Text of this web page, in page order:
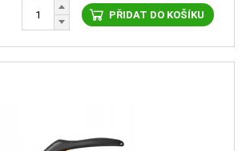
PŘIDAT DO KOŠÍKU